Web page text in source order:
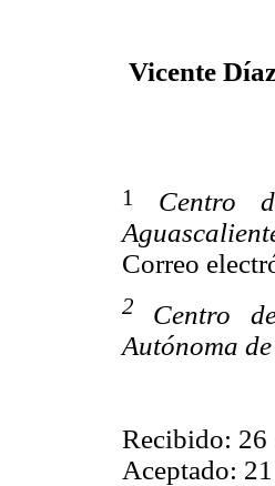
Vicente
1
Centro
Correo
2
Centro
Autónoma
Recibido: 26
Aceptado: